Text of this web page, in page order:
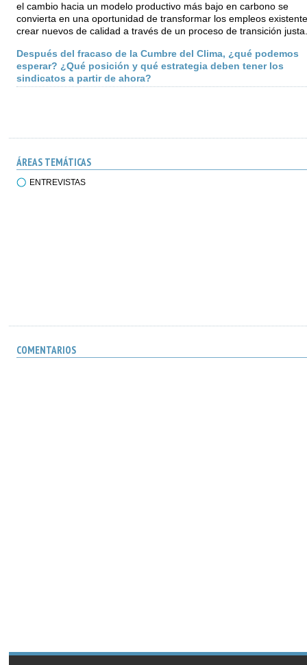
el cambio hacia un modelo productivo más bajo en carbono se
convierta en una oportunidad de transformar los empleos
crear nuevos de calidad a través de un proceso de transición justa.
Después del fracaso de la Cumbre del Clima, ¿qué podemos
esperar? ¿Qué posición y qué estrategia deben tener los
sindicatos a partir de ahora?
ÁREAS TEMÁTICAS
ENTREVISTAS
COMENTARIOS